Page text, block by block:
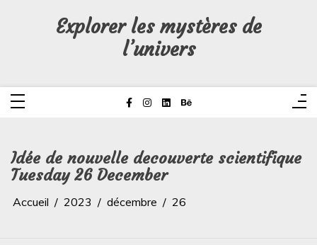
Explorer les mystères de
l’univers
Idée de nouvelle decouverte scientifique
Tuesday 26 December
Accueil 2023 décembre 26